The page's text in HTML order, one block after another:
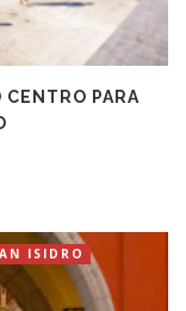
CENTRO PARA
ISIDRO